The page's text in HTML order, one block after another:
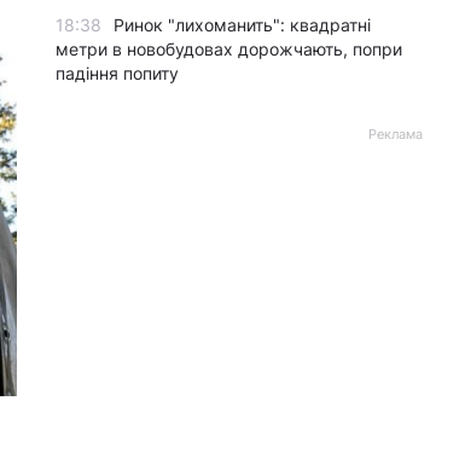
18:38
Ринок "лихоманить": квадратні
метри в новобудовах дорожчають, попри
падіння попиту
Реклама